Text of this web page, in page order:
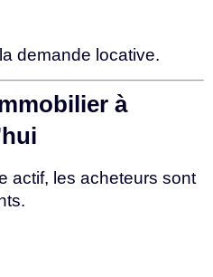
demande locative.
à
actif, les acheteurs sont